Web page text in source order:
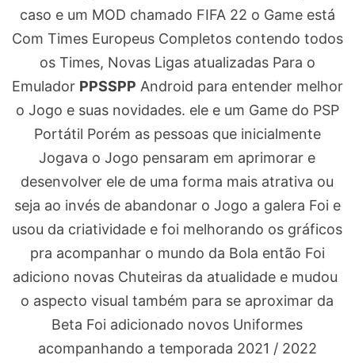
caso e um MOD chamado FIFA 22 o Game está
Com Times Europeus Completos contendo todos
os Times, Novas Ligas atualizadas Para o
Emulador PPSSPP Android para entender melhor
o Jogo e suas novidades. ele e um Game do PSP
Portátil Porém as pessoas que inicialmente
Jogava o Jogo pensaram em aprimorar e
desenvolver ele de uma forma mais atrativa ou
seja ao invés de abandonar o Jogo a galera Foi e
usou da criatividade e foi melhorando os gráficos
pra acompanhar o mundo da Bola então Foi
adiciono novas Chuteiras da atualidade e mudou
o aspecto visual também para se aproximar da
Beta Foi adicionado novos Uniformes
acompanhando a temporada 2021 / 2022